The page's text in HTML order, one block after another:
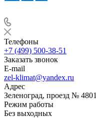
Телефоны
+7 (499) 500-38-51
Заказать звонок
E-mail
zel-klimat@yandex.ru
Адрес
Зеленоград, проезд №
Режим работы
Без выходных